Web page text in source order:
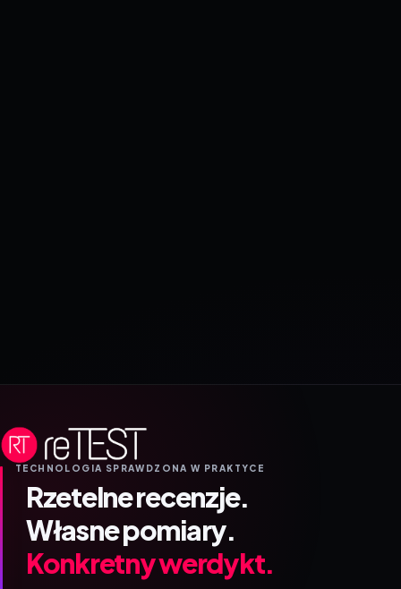
TECHNOLOGIA SPRAWDZONA W PRAKTYCE
Rzetelne recenzje.
Własne pomiary.
Konkretny werdykt.